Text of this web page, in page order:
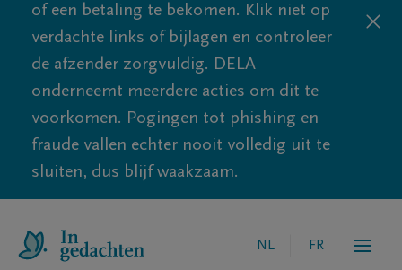
of een betaling te bekomen. Klik niet op
verdachte links of bijlagen en controleer
de afzender zorgvuldig. DELA
onderneemt meerdere acties om dit te
voorkomen. Pogingen tot phishing en
fraude vallen echter nooit volledig uit te
sluiten, dus blijf waakzaam.
NL FR